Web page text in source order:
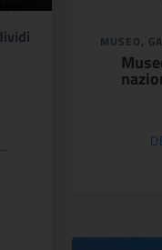
MUSEO,